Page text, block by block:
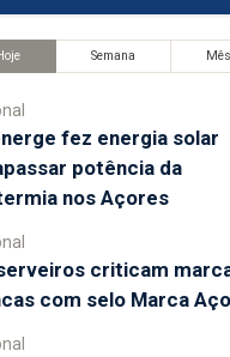
Semana
fez energia solar
potência da
nos Açores
criticam
com selo Marca